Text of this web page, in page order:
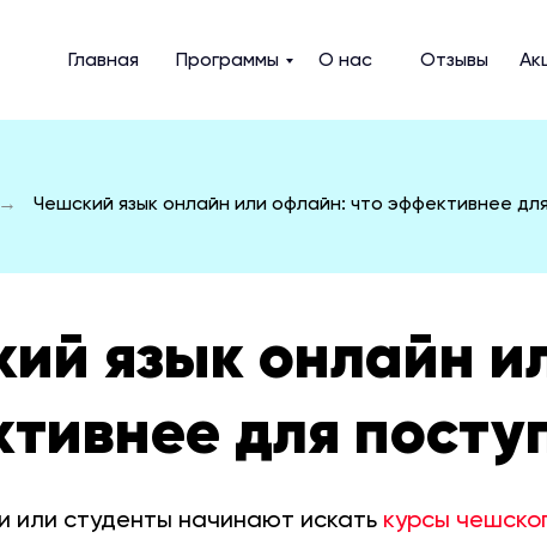
Главная Программы О нас Отзывы
→ Чешский язык онлайн или офлайн: что эффективнее
язык онлайн
для
или студенты начинают искать курсы